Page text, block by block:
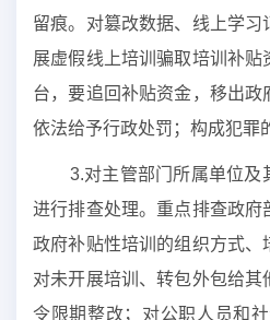
留痕。对篡改数据、线上学
展虚假线上培训骗取培训补
台，要追回补贴资金，移出政
依法给予行政处罚；构成犯罪
3.对主管部门所属单位及其
进行排查处理。重点排查政府
政府补贴性培训的组织方式、
对未开展培训、转包外包给其
令限期整改；对公职人员和